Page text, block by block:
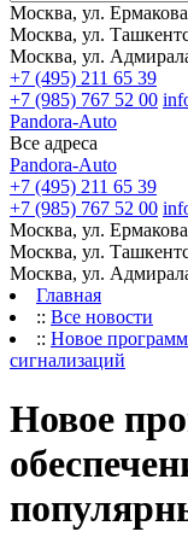
Москва, ул.
Москва, ул.
Москва, ул.
+7 (495) 211 65 39
+7 (985) 767 52 00
Pandora-Auto
Все адреса
Pandora-Auto
+7 (495) 211 65 39
+7 (985) 767 52 00
Москва, ул.
Москва, ул.
Москва, ул.
Главная
:: Все новости
:: Новое
сигнализаций
Новое